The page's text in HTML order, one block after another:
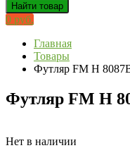
Найти товар
0 руб.
Главная
Товары
Футляр FM H
Футляр FM H
Нет в наличии